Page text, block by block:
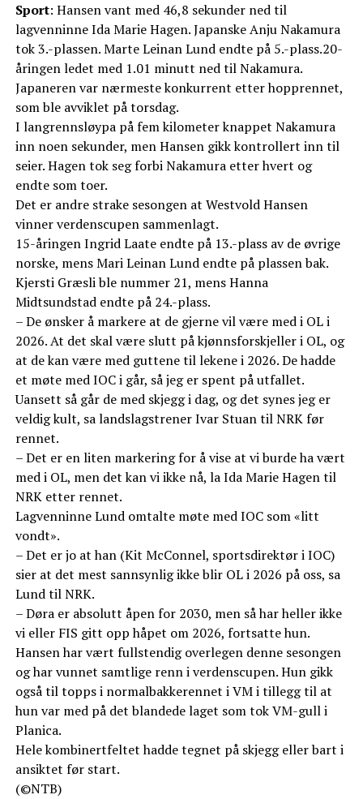
Sport: Hansen vant med 46,8 sekunder ned til
lagvenninne Ida Marie Hagen. Japanske Anju Nakamura
tok 3.-plassen. Marte Leinan Lund endte på 5.-plass.20-
åringen ledet med 1.01 minutt ned til Nakamura.
Japaneren var nærmeste konkurrent etter hopprennet,
som ble avviklet på torsdag.
I langrennsløypa på fem kilometer knappet Nakamura
inn noen sekunder, men Hansen gikk kontrollert inn til
seier. Hagen tok seg forbi Nakamura etter hvert og
endte som toer.
Det er andre strake sesongen at Westvold Hansen
vinner verdenscupen sammenlagt.
15-åringen Ingrid Laate endte på 13.-plass av de øvrige
norske, mens Mari Leinan Lund endte på plassen bak.
Kjersti Græsli ble nummer 21, mens Hanna
Midtsundstad endte på 24.-plass.
– De ønsker å markere at de gjerne vil være med i OL i
2026. At det skal være slutt på kjønnsforskjeller i OL, og
at de kan være med guttene til lekene i 2026. De hadde
et møte med IOC i går, så jeg er spent på utfallet.
Uansett så går de med skjegg i dag, og det synes jeg er
veldig kult, sa landslagstrener Ivar Stuan til NRK før
rennet.
– Det er en liten markering for å vise at vi burde ha vært
med i OL, men det kan vi ikke nå, la Ida Marie Hagen til
NRK etter rennet.
Lagvenninne Lund omtalte møte med IOC som «litt
vondt».
– Det er jo at han (Kit McConnel, sportsdirektør i IOC)
sier at det mest sannsynlig ikke blir OL i 2026 på oss, sa
Lund til NRK.
– Døra er absolutt åpen for 2030, men så har heller ikke
vi eller FIS gitt opp håpet om 2026, fortsatte hun.
Hansen har vært fullstendig overlegen denne sesongen
og har vunnet samtlige renn i verdenscupen. Hun gikk
også til topps i normalbakkerennet i VM i tillegg til at
hun var med på det blandede laget som tok VM-gull i
Planica.
Hele kombinertfeltet hadde tegnet på skjegg eller bart i
ansiktet før start.
(©NTB)